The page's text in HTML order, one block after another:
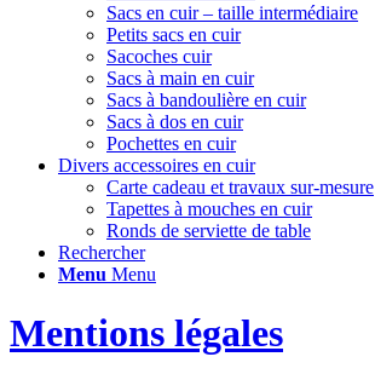
Sacs en cuir – taille intermédiaire
Petits sacs en cuir
Sacoches cuir
Sacs à main en cuir
Sacs à bandoulière en cuir
Sacs à dos en cuir
Pochettes en cuir
Divers accessoires en cuir
Carte cadeau et travaux sur-mesure
Tapettes à mouches en cuir
Ronds de serviette de table
Rechercher
Menu Menu
Mentions légales